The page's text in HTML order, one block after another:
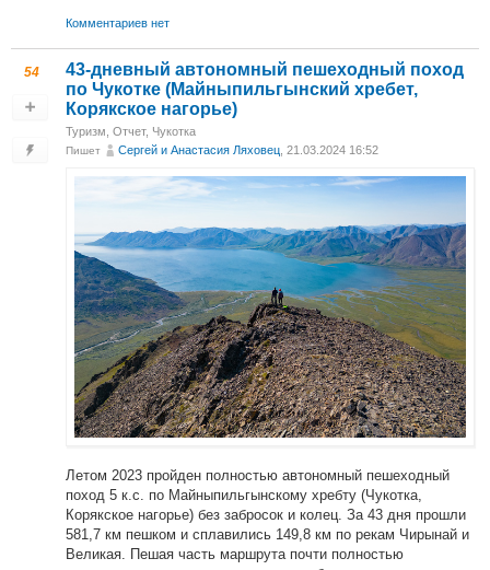
Комментариев нет
54
43-дневный автономный пешеходный поход
по Чукотке (Майныпильгынский хребет,
Корякское нагорье)
Туризм Отчет, Чукотка
Пишет Сергей и Анастасия Ляховец , 21.03.2024 16:52
Летом 2023 пройден полностью автономный пешеходный
поход 5 к.с. по Майныпильгынскому хребту (Чукотка,
Корякское нагорье) без забросок и колец. За 43 дня прошли
581,7 км пешком и сплавились 149,8 км по рекам Чирынай и
Великая. Пешая часть маршрута почти полностью